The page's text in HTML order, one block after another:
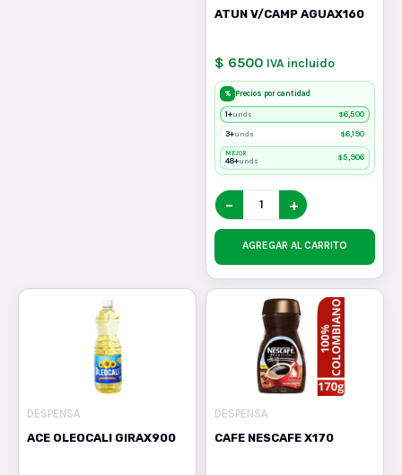
ATUN V/CAMP AGUAX160
$ 6500 IVA incluido
% Precios por cantidad
1+unds $6,500
3+unds $6,190
MEJOR
48+unds $5,906
− +
AGREGAR AL CARRITO
DESPENSA
ACE OLEOCALI GIRAX900
DESPENSA
CAFE NESCAFE X170